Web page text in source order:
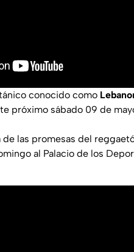
conocido como
próximo sábado 09 de
las promesas del
al Palacio de los